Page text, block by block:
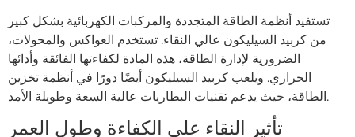
تستفيد أنظمة الطاقة المتجددة والمركبات الكهربائية بشكل كبير
من كربيد السيليكون عالي النقاء. تستخدم العواكس والمحولات،
الضرورية لإدارة الطاقة، هذه المادة لكفاءتها الفائقة وأدائها
الحراري. ويلعب كربيد السيليكون أيضًا دورًا في أنظمة تخزين
الطاقة، حيث يدعم تقنيات البطاريات عالية السعة وطويلة الأمد.
تأثير النقاء على الكفاءة وطول العمر